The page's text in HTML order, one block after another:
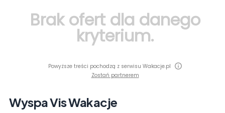
Brak ofert dla danego
kryterium.
Powyższe treści pochodzą z serwisu Wakacje.pl
Zostań partnerem
Wyspa Vis Wakacje